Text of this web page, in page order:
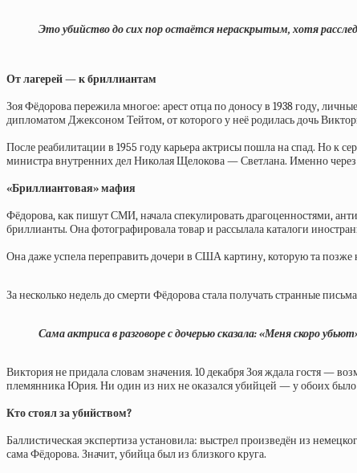
Это убийство до сих пор остаётся нераскрытым, хотя
От лагерей — к бриллиантам
Зоя Фёдорова пережила многое: арест отца по доносу в 1938 году,
дипломатом Джексоном Тейтом, от которого у неё родилась дочь
После реабилитации в 1955 году карьера актрисы пошла на спад. Но к
министра внутренних дел Николая Щелокова — Светлана. Именно через
«Бриллиантовая» мафия
Фёдорова, как пишут СМИ, начала спекулировать драгоценностями,
бриллианты. Она фотографировала товар и рассылала каталоги
Она даже успела переправить дочери в США картину, которую та
За несколько недель до смерти Фёдорова стала получать странные
Сама актриса в разговоре с дочерью сказала: «Меня скоро
Виктория не придала словам значения. 10 декабря Зоя ждала гостя —
племянника Юрия. Ни один из них не оказался убийцей — у обоих было
Кто стоял за убийством?
Баллистическая экспертиза установила: выстрел произведён из
сама Фёдорова. Значит, убийца был из близкого круга.